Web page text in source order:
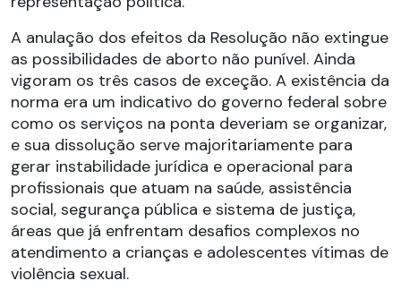
A anulação dos efeitos da Resolução não extingue
as possibilidades de aborto não punível. Ainda
vigoram os três casos de exceção. A existência da
norma era um indicativo do governo federal sobre
como os serviços na ponta deveriam se organizar,
e sua dissolução serve majoritariamente para
gerar instabilidade jurídica e operacional para
profissionais que atuam na saúde, assistência
social, segurança pública e sistema de justiça,
áreas que já enfrentam desafios complexos no
atendimento a crianças e adolescentes vítimas de
violência sexual.